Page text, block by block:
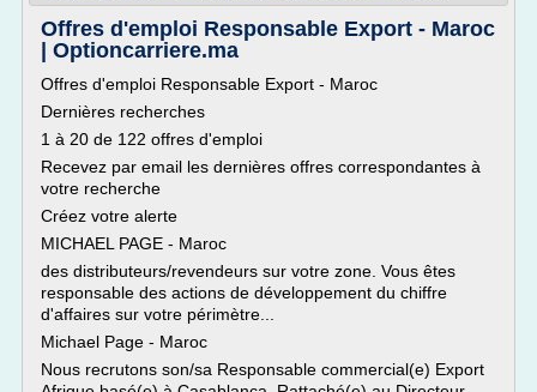
Offres d'emploi Responsable Export - Maroc
| Optioncarriere.ma
Offres d'emploi Responsable Export - Maroc
Dernières recherches
1 à 20 de 122 offres d'emploi
Recevez par email les dernières offres correspondantes à
votre recherche
Créez votre alerte
MICHAEL PAGE - Maroc
des distributeurs/revendeurs sur votre zone. Vous êtes
responsable des actions de développement du chiffre
d'affaires sur votre périmètre...
Michael Page - Maroc
Nous recrutons son/sa Responsable commercial(e) Export